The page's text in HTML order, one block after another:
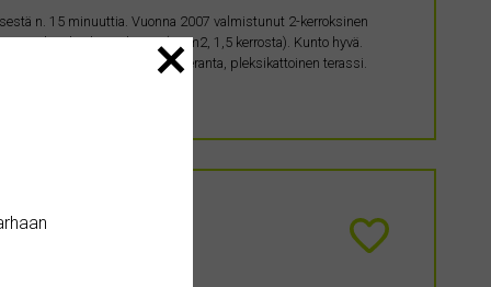
n. 15 minuuttia. Vuonna 2007 valmistunut 2-kerroksinen
huvilarakennukseen (68 m2, 1,5 kerrosta). Kunto hyvä.
alakerran olohuone, lasiveranta, pleksikattoinen terassi.